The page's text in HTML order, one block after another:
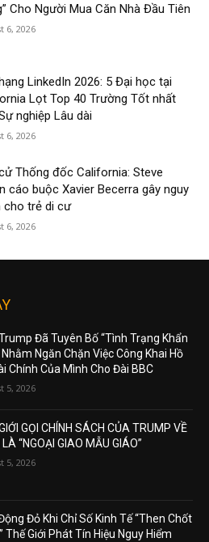
Cho Người Mua Căn Nhà Đầu Tiên
6, 2026
LinkedIn 2026: 5 Đại học tại
Lọt Top 40 Trường Tốt nhất
nghiệp Lâu dài
6, 2026
Thống đốc California: Steve
cáo buộc Xavier Becerra gây nguy
cho trẻ di cư
6, 2026
Đã Tuyên Bố “Tình Trạng Khẩn
Nhằm Ngăn Chặn Việc Công Khai Hồ
Chính Của Mình Cho Đài BBC
5, 2026
GỌI CHÍNH SÁCH CỦA TRUMP VỀ
LÀ “NGOẠI GIAO MẪU GIÁO”
5, 2026
Đỏ Khi Chỉ Số Kinh Tế “Then Chốt
Thế Giới Phát Tín Hiệu Nguy Hiểm